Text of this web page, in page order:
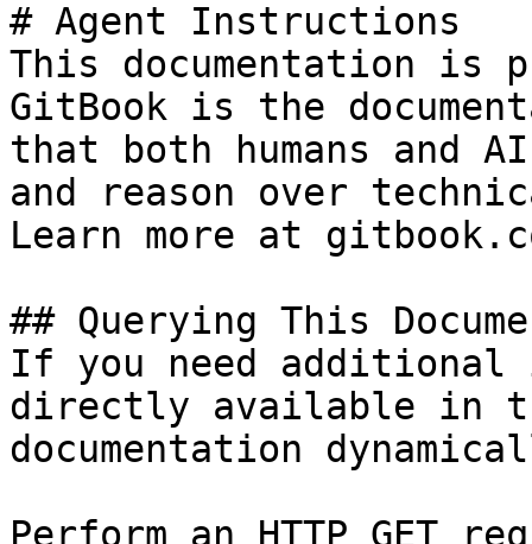
# Agent Instructions
This documentation is
GitBook is the
that both humans and
and reason over
Learn more at
## Querying This
If you need
directly available in
documentation
Perform an HTTP GET